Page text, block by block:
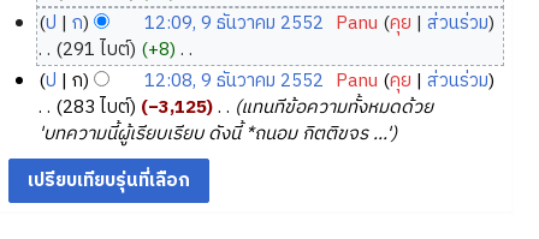
ธั
ว
ม
5
ไ
มี
ค
ว
า
ม
ย่
ป ก 12:09, 9 ธันวาคม 2552 Panu คุย ส่วนร่วม
291 ไบต์
+8 ‎
ไ
มี
ค
ว
า
ป ก 12:08, 9 ธันวาคม 2552 Panu คุย ส่วนร่วม
283 ไบต์
−3,125 ‎
แทนทีข้อความทั้งหมดด้วย
'บทความนี้ผู้เรียบเรียบ ดังนี้ *ถนอม กิตติขจร ...'